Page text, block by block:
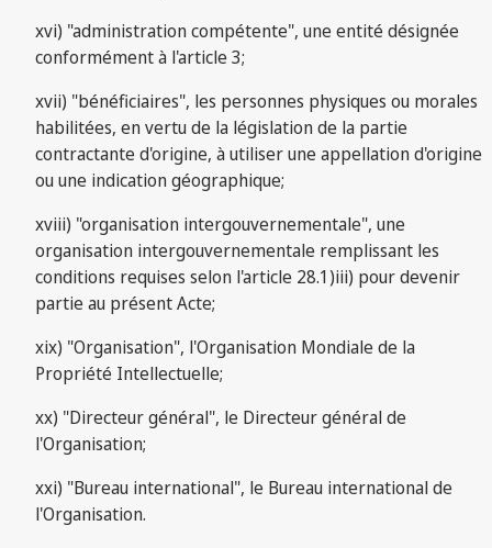
xvi) "administration compétente", une entité désignée
conformément à l'article 3;
xvii) "bénéficiaires", les personnes physiques ou morales
habilitées, en vertu de la législation de la partie
contractante d'origine, à utiliser une appellation d'origine
ou une indication géographique;
xviii) "organisation intergouvernementale", une
organisation intergouvernementale remplissant les
conditions requises selon l'article 28.1)iii) pour devenir
partie au présent Acte;
xix) "Organisation", l'Organisation Mondiale de la
Propriété Intellectuelle;
xx) "Directeur général", le Directeur général de
l'Organisation;
xxi) "Bureau international", le Bureau international de
l'Organisation.